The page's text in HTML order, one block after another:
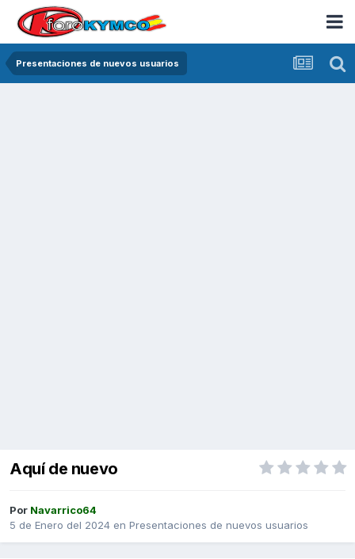
Presentaciones de nuevos usuarios
Aquí de nuevo
Por Navarrico64
5 de Enero del 2024 en Presentaciones de nuevos usuarios